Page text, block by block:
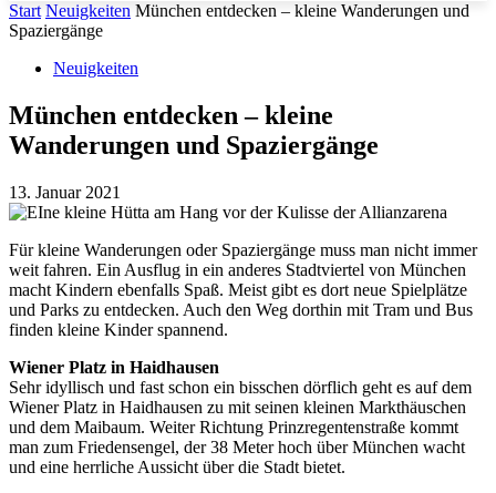
Start Neuigkeiten München entdecken – kleine Wanderungen und
Spaziergänge
Neuigkeiten
München entdecken – kleine
Wanderungen und Spaziergänge
13. Januar 2021
Für kleine Wanderungen oder Spaziergänge muss man nicht immer
weit fahren. Ein Ausflug in ein anderes Stadtviertel von München
macht Kindern ebenfalls Spaß. Meist gibt es dort neue Spielplätze
und Parks zu entdecken. Auch den Weg dorthin mit Tram und Bus
finden kleine Kinder spannend.
Wiener Platz in Haidhausen
Sehr idyllisch und fast schon ein bisschen dörflich geht es auf dem
Wiener Platz in Haidhausen zu mit seinen kleinen Markthäuschen
und dem Maibaum. Weiter Richtung Prinzregentenstraße kommt
man zum Friedensengel, der 38 Meter hoch über München wacht
und eine herrliche Aussicht über die Stadt bietet.